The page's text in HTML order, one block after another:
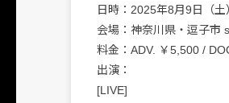
日時：2025年8月9日（
会場：神奈川県・逗子市
料金：ADV. ￥5,500 /
出演：
[LIVE]